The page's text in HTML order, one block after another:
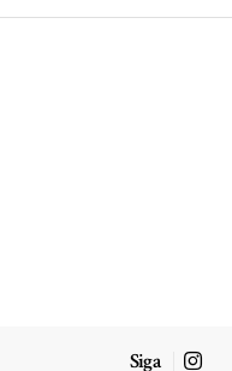
Siga